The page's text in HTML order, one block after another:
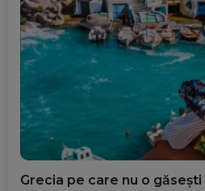
Grecia pe care nu o